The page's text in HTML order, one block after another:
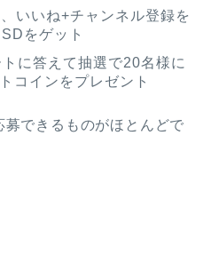
いいね+チャンネル登録を
をゲット
に答えて抽選で20名様に
コインをプレゼント
できるものがほとんどで